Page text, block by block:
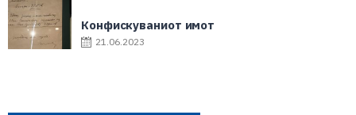
Конфискуваниот имот
21.06.2023